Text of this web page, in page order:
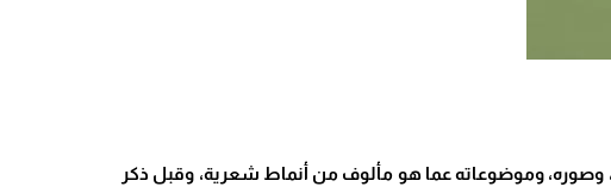
وموضوعاته عما هو مألوف من أنماط شعرية، وقبل ذكر